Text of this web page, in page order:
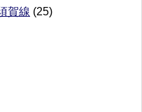
賀線 (25)